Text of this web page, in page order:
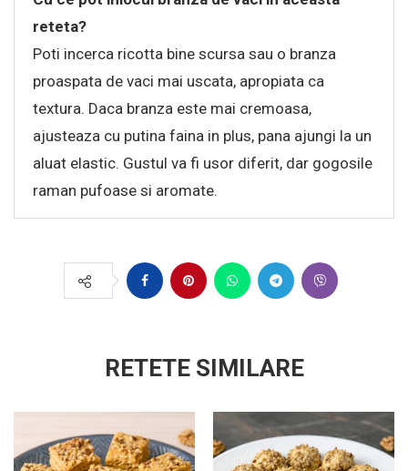
reteta?
Poti incerca ricotta bine scursa sau o branza
proaspata de vaci mai uscata, apropiata ca
textura. Daca branza este mai cremoasa,
ajusteaza cu putina faina in plus, pana ajungi la un
aluat elastic. Gustul va fi usor diferit, dar gogosile
raman pufoase si aromate.
RETETE SIMILARE